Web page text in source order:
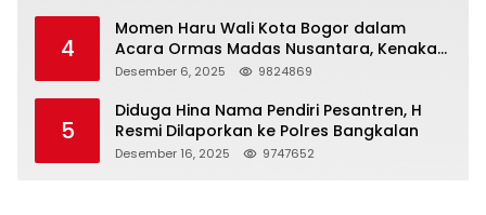
4
Momen Haru Wali Kota Bogor dalam
Acara Ormas Madas Nusantara, Kenakan
Peci Hitam Tinggi sebagai Simbol
Desember 6, 2025 9824869
5
Diduga Hina Nama Pendiri Pesantren, H
Resmi Dilaporkan ke Polres Bangkalan
Desember 16, 2025 9747652